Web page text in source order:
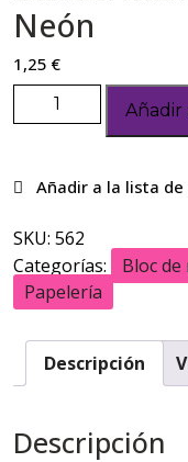
Neón
1,25 €
Añadir
SKU: 562
Categorías:
Bloc
Papelería
Descripción
Descripción